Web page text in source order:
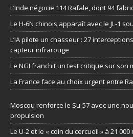
L’Inde négocie 114 Rafale, dont 94
Le H-6N chinois apparaît avec le JL-1
L’IA pilote un chasseur : 27
capteur infrarouge
Le NGI franchit un test critique sur son
La France face au choix urgent entre
Moscou renforce le Su-57 avec une
propulsion
Le U-2 et le « coin du cercueil » à 21